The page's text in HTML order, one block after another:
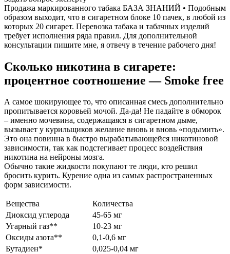
Продажа маркированного табака БАЗА ЗНАНИЙ • Подобным
образом выходит, что в сигаретном блоке 10 пачек, в любой из
которых 20 сигарет. Перевозка табака и табачных изделий
требует исполнения ряда правил. Для дополнительной
консультации пишите мне, я отвечу в течение рабочего дня!
Сколько никотина в сигарете:
процентное соотношение — Smoke free
А самое шокирующее то, что описанная смесь дополнительно
пропитывается коровьей мочой. Да-да! Не падайте в обморок
– именно мочевина, содержащаяся в сигаретном дыме,
вызывает у курильщиков желание вновь и вновь «подымить».
Это она повинна в быстро вырабатывающейся никотиновой
зависимости, так как подстегивает процесс воздействия
никотина на нейроны мозга.
Обычно такие жидкости покупают те люди, кто решил
бросить курить. Курение одна из самых распространенных
форм зависимости.
Вещества
Количества
Диоксид углерода
45-65 мг
Угарный газ**
10-23 мг
Оксиды азота**
0,1-0,6 мг
Бутадиен*
0,025-0,04 мг